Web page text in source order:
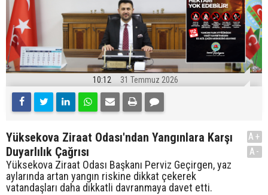
10:12 31 Temmuz 2026
Yüksekova Ziraat Odası'ndan Yangınlara Karşı
Duyarlılık Çağrısı
Yüksekova Ziraat Odası Başkanı Perviz Geçirgen, yaz
aylarında artan yangın riskine dikkat çekerek
vatandaşları daha dikkatli davranmaya davet etti.
A+
A-